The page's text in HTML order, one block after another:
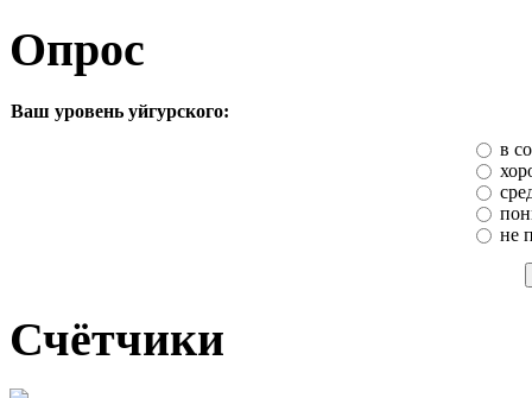
Опрос
Ваш уровень уйгурского:
в
не
Счётчики